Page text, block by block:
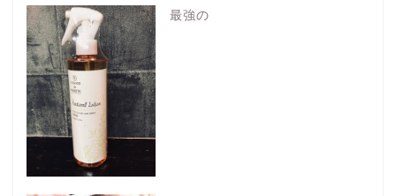
最強の